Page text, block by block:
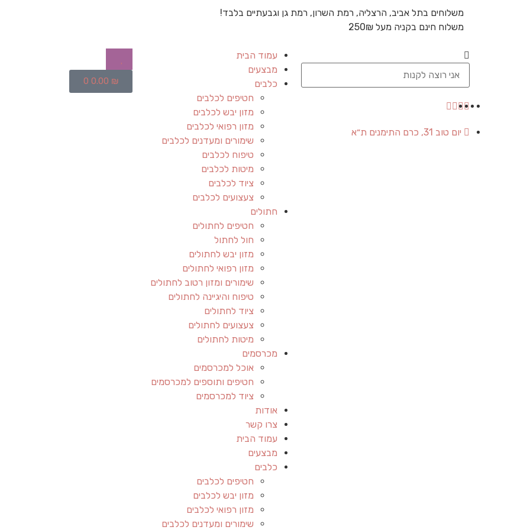
משלוחים בתל אביב, הרצליה, רמת השרון, רמת גן וגבעתיים בלבד!
משלוח חינם בקניה מעל 250₪
יום טוב 31, כרם התימנים ת״א
עמוד הבית
מבצעים
כלבים
חטיפים לכלבים
מזון יבש לכלבים
מזון רפואי לכלבים
שימורים ומעדנים לכלבים
טיפוח לכלבים
מיטות לכלבים
ציוד לכלבים
צעצועים לכלבים
חתולים
חטיפים לחתולים
חול לחתול
מזון יבש לחתולים
מזון רפואי לחתולים
שימורים ומזון רטוב לחתולים
טיפוח והיגיינה לחתולים
ציוד לחתולים
צעצועים לחתולים
מיטות לחתולים
מכרסמים
אוכל למכרסמים
חטיפים ותוספים למכרסמים
ציוד למכרסמים
אודות
צרו קשר
עמוד הבית
מבצעים
כלבים
חטיפים לכלבים
מזון יבש לכלבים
מזון רפואי לכלבים
שימורים ומעדנים לכלבים
0.00 ₪
0